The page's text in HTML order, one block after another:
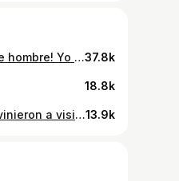
No salga a la calle el 8m si se siente hombre! Yo en lo personal no estoy de acuerdo. las mujeres brillan solas no necesitan ni un cola ni menos de un hetero pa figurar! Txiaoooo37.8k
18.8k
HOHOHOOOLA💋 Hace poquito nos vinieron a visitar los chicos de @metalengua para que los dejásemos diiiiviinos para sus próximas presentaciones. Nos encanta trabajar con artistas nacionales que nos traen ideas creativas que amamos hacer realidad. Y tú? Qué estas esperando para atreverte con ese cambio a morir? *Trabajo por: @mariconsombra Asistencia: @nyanyacolors13.9k